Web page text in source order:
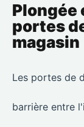
Plongée
portes
magasin
Les portes de
barrière entre